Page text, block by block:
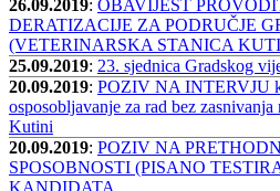
26.09.2019: OBAVIJEST
DERATIZACIJE ZA PODRUČJE
(VETERINARSKA STANICA
25.09.2019: 23. sjednica Gradskog
20.09.2019: POZIV NA INTERVJU
osposobljavanje za rad bez
Kutini
20.09.2019: POZIV NA
SPOSOBNOSTI (PISANO